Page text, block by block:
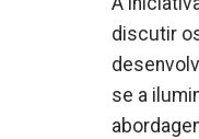
discutir
se a